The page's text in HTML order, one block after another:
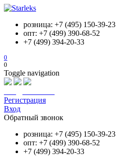
розница: +7 (495) 150-39-23
опт: +7 (499) 390-68-52
+7 (499) 394-20-33
0
0
Toggle navigation
Регистрация
Вход
Обратный звонок
розница: +7 (495) 150-39-23
опт: +7 (499) 390-68-52
+7 (499) 394-20-33